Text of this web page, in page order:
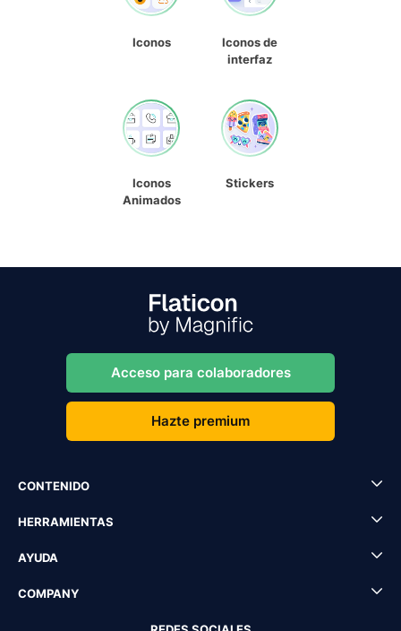
Iconos
Iconos de
interfaz
Iconos
Animados
Stickers
Acceso para colaboradores
Hazte premium
CONTENIDO
HERRAMIENTAS
AYUDA
COMPANY